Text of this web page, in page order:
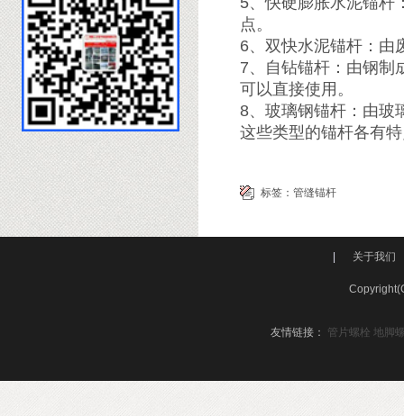
点。
6、双快水泥锚杆：由
7、自钻锚杆：由钢制
可以直接使用。
8、玻璃钢锚杆：由玻
这些类型的锚杆各有
标签： 管缝锚杆
关于我们
友情链接： 管片螺栓 地脚